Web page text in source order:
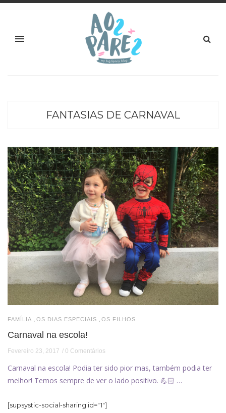
FANTASIAS DE CARNAVAL
FAMÍLIA OS DIAS ESPECIAIS OS FILHOS
Carnaval na escola!
Fevereiro 23, 2017 0 Comentários
Carnaval na escola! Podia ter sido pior mas, também podia ter
melhor! Temos sempre de ver o lado positivo. 💪🏻 …
[supsystic-social-sharing id="1"]